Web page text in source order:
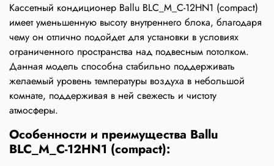
Кассетный кондиционер Ballu BLC_M_C-12HN1 (compact)
имеет уменьшенную высоту внутреннего блока, благодаря
чему он отлично подойдет для установки в условиях
ограниченного пространства над подвесным потолком.
Данная модель способна стабильно поддерживать
желаемый уровень температуры воздуха в небольшой
комнате, поддерживая в ней свежесть и чистоту
атмосферы.
Особенности и преимущества Ballu
BLC_M_C-12HN1 (compact):